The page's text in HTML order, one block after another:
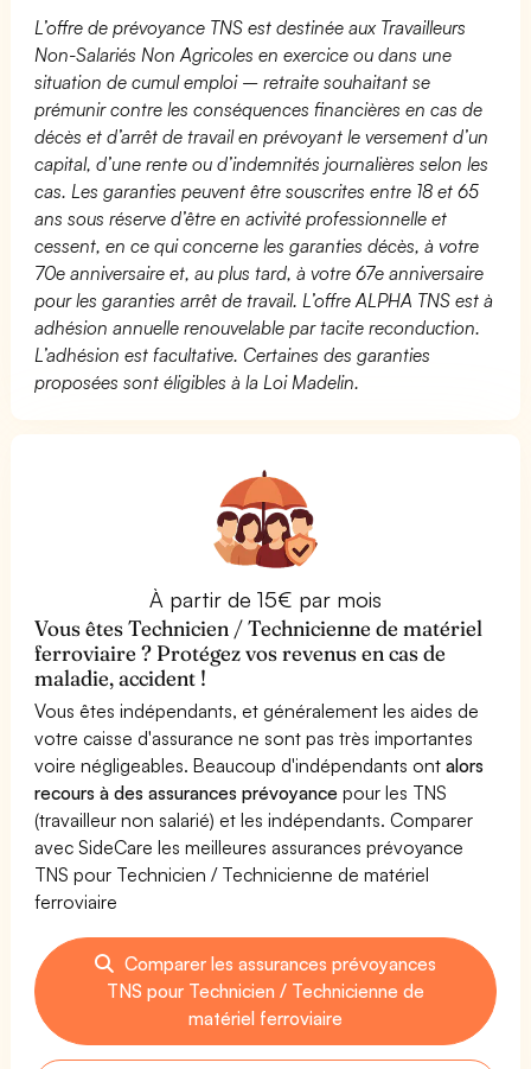
L’offre de prévoyance TNS est destinée aux Travailleurs
Non-Salariés Non Agricoles en exercice ou dans une
situation de cumul emploi – retraite souhaitant se
prémunir contre les conséquences financières en cas de
décès et d’arrêt de travail en prévoyant le versement d’un
capital, d’une rente ou d’indemnités journalières selon les
cas. Les garanties peuvent être souscrites entre 18 et 65
ans sous réserve d’être en activité professionnelle et
cessent, en ce qui concerne les garanties décès, à votre
70e anniversaire et, au plus tard, à votre 67e anniversaire
pour les garanties arrêt de travail. L’offre ALPHA TNS est à
adhésion annuelle renouvelable par tacite reconduction.
L’adhésion est facultative. Certaines des garanties
proposées sont éligibles à la Loi Madelin.
À partir de 15€ par mois
Vous êtes Technicien / Technicienne de matériel
ferroviaire ? Protégez vos revenus en cas de
maladie, accident !
Vous êtes indépendants, et généralement les aides de
votre caisse d'assurance ne sont pas très importantes
voire négligeables. Beaucoup d'indépendants ontalors
recours à des assurances prévoyance pour les TNS
(travailleur non salarié) et les indépendants. Comparer
avec SideCare les meilleures assurances prévoyance
TNS pour Technicien / Technicienne de matériel
ferroviaire
Comparer les assurances prévoyances
TNS pour Technicien / Technicienne de
matériel ferroviaire